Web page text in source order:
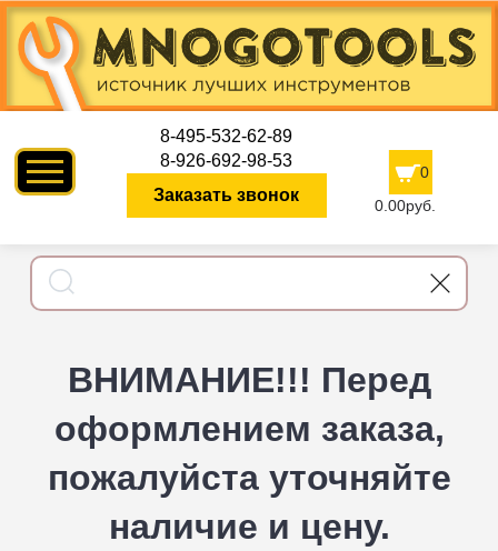
8-495-532-62-89
8-926-692-98-53
Заказать звонок
0
0.00руб.
ВНИМАНИЕ!!! Перед
оформлением заказа,
пожалуйста уточняйте
наличие и цену.